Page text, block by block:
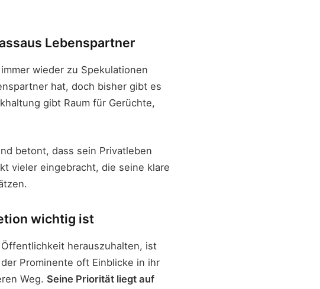
Lebenspartner
wieder zu Spekulationen
hat, doch bisher gibt es
gibt Raum für Gerüchte,
betont, dass sein Privatleben
vieler eingebracht, die seine klare
wichtig ist
herauszuhalten, ist
Prominente oft Einblicke in ihr
Weg. Seine Priorität liegt auf